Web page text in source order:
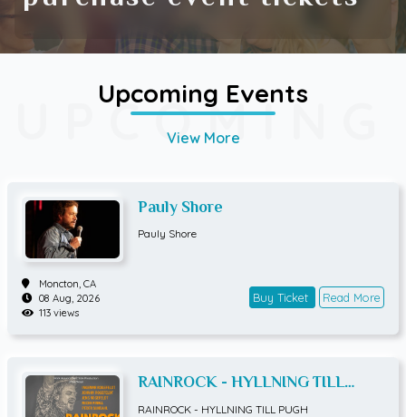
UPCOMING
Upcoming Events
View More
Pauly Shore
Pauly Shore
Moncton, CA
08 Aug, 2026
113 views
Buy Ticket Read More
RAINROCK - HYLLNING TILL
PUGH
RAINROCK - HYLLNING TILL PUGH